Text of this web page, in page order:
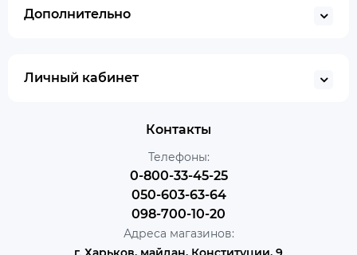
Дополнительно
Личный кабинет
Контакты
Телефоны:
0-800-33-45-25
050-603-63-64
098-700-10-20
Адреса магазинов: